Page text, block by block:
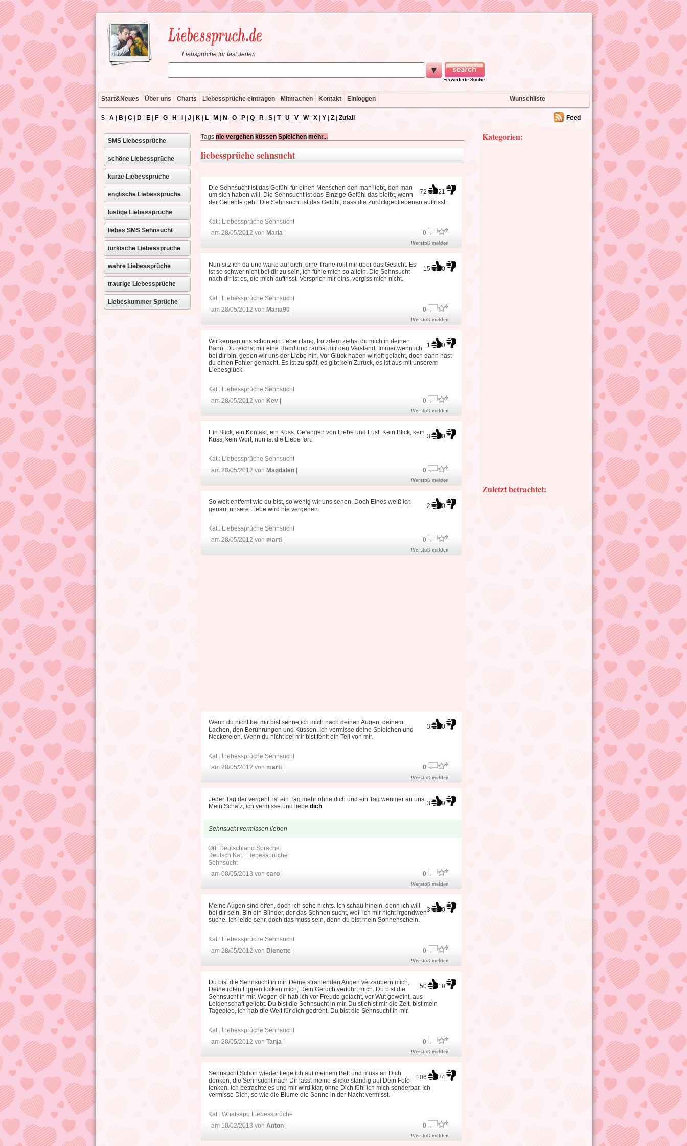
Liebsprüche für fast Jeden
▼
+erweiterte Suche
Start&Neues Über uns Charts Liebessprüche eintragen Mitmachen Kontakt Einloggen Wunschliste
$ A B C D E F G H J K L M N O P Q R S T| U V W| X Y Z Zufall Feed
SMS Liebessprüche
schöne Liebessprüche
kurze Liebessprüche
englische Liebessprüche
lustige Liebessprüche
liebes SMS Sehnsucht
türkische Liebessprüche
wahre Liebessprüche
traurige Liebessprüche
Liebeskummer Sprüche
Tags nie vergehen küssen Spielchen mehr...
liebessprüche sehnsucht
72 21
Die Sehnsucht ist das Gefühl für einen Menschen den man liebt, den man
um sich haben will. Die Sehnsucht ist das Einzige Gefühl das bleibt, wenn
der Geliebte geht. Die Sehnsucht ist das Gefühl, dass die Zurückgebliebenen auffrisst.
Kat.: Liebessprüche Sehnsucht
am 28/05/2012 von Maria 0
!Verstoß melden
15 0
Nun sitz ich da und warte auf dich, eine Träne rollt mir über das Gesicht. Es
ist so schwer nicht bei dir zu sein, ich fühle mich so allein. Die Sehnsucht
nach dir ist es, die mich auffrisst. Versprich mir eins, vergiss mich nicht.
Kat.: Liebessprüche Sehnsucht
am 28/05/2012 von Maria90 0
!Verstoß melden
1 0
Wir kennen uns schon ein Leben lang, trotzdem ziehst du mich in deinen
Bann. Du reichst mir eine Hand und raubst mir den Verstand. Immer wenn ich
bei dir bin, geben wir uns der Liebe hin. Vor Glück haben wir oft gelacht, doch dann hast
du einen Fehler gemacht. Es ist zu spät, es gibt kein Zurück, es ist aus mit unserem
Liebesglück.
Kat.: Liebessprüche Sehnsucht
am 28/05/2012 von Kev 0
!Verstoß melden
3 0
Ein Blick, ein Kontakt, ein Kuss. Gefangen von Liebe und Lust. Kein Blick, kein
Kuss, kein Wort, nun ist die Liebe fort.
Kat.: Liebessprüche Sehnsucht
am 28/05/2012 von Magdalen 0
!Verstoß melden
2 0
So weit entfernt wie du bist, so wenig wir uns sehen. Doch Eines weiß ich
genau, unsere Liebe wird nie vergehen.
Kat.: Liebessprüche Sehnsucht
am 28/05/2012 von marti 0
!Verstoß melden
3 0
Wenn du nicht bei mir bist sehne ich mich nach deinen Augen, deinem
Lachen, den Berührungen und Küssen. Ich vermisse deine Spielchen und
Neckereien. Wenn du nicht bei mir bist fehlt ein Teil von mir.
Kat.: Liebessprüche Sehnsucht
am 28/05/2012 von marti 0
!Verstoß melden
3 0
Jeder Tag der vergeht, ist ein Tag mehr ohne dich und ein Tag weniger an uns.
Mein Schatz, ich vermisse und liebe dich
Sehnsucht vermissen lieben
Ort: Deutschland Sprache:
Deutsch Kat.: Liebessprüche
Sehnsucht
am 08/05/2013 von caro 0
!Verstoß melden
3 0
Meine Augen sind offen, doch ich sehe nichts. Ich schau hinein, denn ich will
bei dir sein. Bin ein Blinder, der das Sehnen sucht, weil ich mir nicht irgendwen
suche. Ich leide sehr, doch das muss sein, denn du bist mein Sonnenschein.
Kat.: Liebessprüche Sehnsucht
am 28/05/2012 von Dienette 0
!Verstoß melden
50 18
Du bist die Sehnsucht in mir. Deine strahlenden Augen verzaubern mich,
Deine roten Lippen locken mich, Dein Geruch verführt mich. Du bist die
Sehnsucht in mir. Wegen dir hab ich vor Freude gelacht, vor Wut geweint, aus
Leidenschaft geliebt. Du bist die Sehnsucht in mir. Du stiehlst mir die Zeit, bist mein
Tagedieb, ich hab die Welt für dich gedreht. Du bist die Sehnsucht in mir.
Kat.: Liebessprüche Sehnsucht
am 28/05/2012 von Tanja 0
!Verstoß melden
106 24
Sehnsucht Schon wieder liege ich auf meinem Bett und muss an Dich
denken, die Sehnsucht nach Dir lässt meine Blicke ständig auf Dein Foto
lenken. Ich betrachte es und mir wird klar, ohne Dich fühl ich mich sonderbar. Ich
vermisse Dich, so wie die Blume die Sonne in der Nacht vermisst.
Kat.: Whatsapp Liebessprüche
am 10/02/2013 von Anton 0
!Verstoß melden
Kategorien:
Zuletzt betrachtet: